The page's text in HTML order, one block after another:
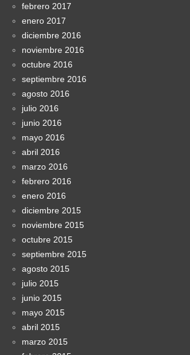
febrero 2017
enero 2017
diciembre 2016
noviembre 2016
octubre 2016
septiembre 2016
agosto 2016
julio 2016
junio 2016
mayo 2016
abril 2016
marzo 2016
febrero 2016
enero 2016
diciembre 2015
noviembre 2015
octubre 2015
septiembre 2015
agosto 2015
julio 2015
junio 2015
mayo 2015
abril 2015
marzo 2015